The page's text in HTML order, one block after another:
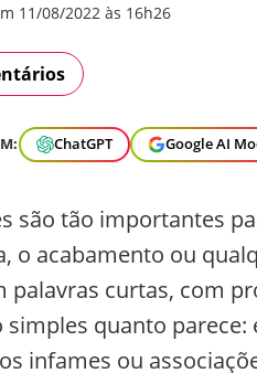
11/08/2022 às 16h26
ChatGPT Google AI
são tão importantes
o acabamento ou
palavras curtas, com
simples quanto
infames ou